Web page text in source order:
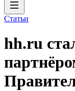
Статьи
hh.ru